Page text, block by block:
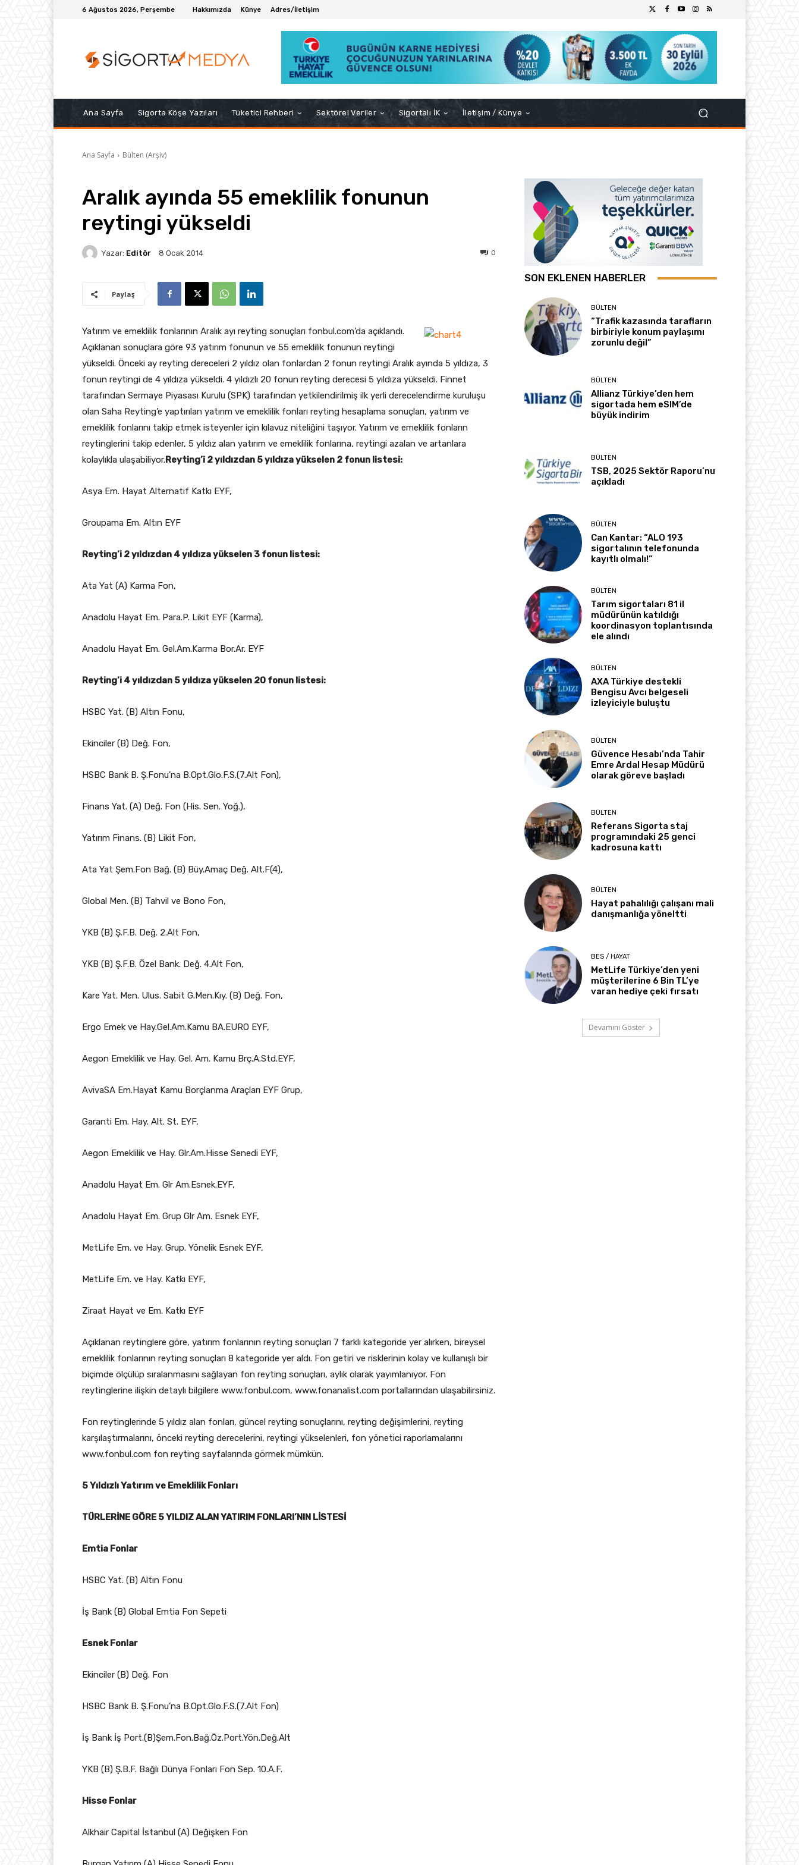
6 Ağustos 2026, Perşembe Hakkımızda Künye Adres/İletişim
Ana Sayfa Sigorta Köşe Yazıları Tüketici Rehberi Sektörel Veriler Sigortalı İK İletişim / Künye
Ana Sayfa Bülten (Arşiv)
Aralık ayında 55 emeklilik fonunun
reytingi yükseldi
Yazar: Editör 8 Ocak 2014 0
Paylaş
Yatırım ve emeklilik fonlarının Aralık ayı reyting sonuçları fonbul.com’da açıklandı.
Açıklanan sonuçlara göre 93 yatırım fonunun ve 55 emeklilik fonunun reytingi
yükseldi. Önceki ay reyting dereceleri 2 yıldız olan fonlardan 2 fonun reytingi Aralık ayında 5 yıldıza, 3
fonun reytingi de 4 yıldıza yükseldi. 4 yıldızlı 20 fonun reyting derecesi 5 yıldıza yükseldi. Finnet
tarafından Sermaye Piyasası Kurulu (SPK) tarafından yetkilendirilmiş ilk yerli derecelendirme kuruluşu
olan Saha Reyting’e yaptırılan yatırım ve emeklilik fonları reyting hesaplama sonuçları, yatırım ve
emeklilik fonlarını takip etmek isteyenler için kılavuz niteliğini taşıyor. Yatırım ve emeklilik fonların
reytinglerini takip edenler, 5 yıldız alan yatırım ve emeklilik fonlarına, reytingi azalan ve artanlara
kolaylıkla ulaşabiliyor.Reyting’i 2 yıldızdan 5 yıldıza yükselen 2 fonun listesi:
Asya Em. Hayat Alternatif Katkı EYF,
Groupama Em. Altın EYF
Reyting’i 2 yıldızdan 4 yıldıza yükselen 3 fonun listesi:
Ata Yat (A) Karma Fon,
Anadolu Hayat Em. Para.P. Likit EYF (Karma),
Anadolu Hayat Em. Gel.Am.Karma Bor.Ar. EYF
Reyting’i 4 yıldızdan 5 yıldıza yükselen 20 fonun listesi:
HSBC Yat. (B) Altın Fonu,
Ekinciler (B) Değ. Fon,
HSBC Bank B. Ş.Fonu’na B.Opt.Glo.F.S.(7.Alt Fon),
Finans Yat. (A) Değ. Fon (His. Sen. Yoğ.),
Yatırım Finans. (B) Likit Fon,
Ata Yat Şem.Fon Bağ. (B) Büy.Amaç Değ. Alt.F(4),
Global Men. (B) Tahvil ve Bono Fon,
YKB (B) Ş.F.B. Değ. 2.Alt Fon,
YKB (B) Ş.F.B. Özel Bank. Değ. 4.Alt Fon,
Kare Yat. Men. Ulus. Sabit G.Men.Kıy. (B) Değ. Fon,
Ergo Emek ve Hay.Gel.Am.Kamu BA.EURO EYF,
Aegon Emeklilik ve Hay. Gel. Am. Kamu Brç.A.Std.EYF,
AvivaSA Em.Hayat Kamu Borçlanma Araçları EYF Grup,
Garanti Em. Hay. Alt. St. EYF,
Aegon Emeklilik ve Hay. Glr.Am.Hisse Senedi EYF,
Anadolu Hayat Em. Glr Am.Esnek.EYF,
Anadolu Hayat Em. Grup Glr Am. Esnek EYF,
MetLife Em. ve Hay. Grup. Yönelik Esnek EYF,
MetLife Em. ve Hay. Katkı EYF,
Ziraat Hayat ve Em. Katkı EYF
Açıklanan reytinglere göre, yatırım fonlarının reyting sonuçları 7 farklı kategoride yer alırken, bireysel
emeklilik fonlarının reyting sonuçları 8 kategoride yer aldı. Fon getiri ve risklerinin kolay ve kullanışlı bir
biçimde ölçülüp sıralanmasını sağlayan fon reyting sonuçları, aylık olarak yayımlanıyor. Fon
reytinglerine ilişkin detaylı bilgilere www.fonbul.com, www.fonanalist.com portallarından ulaşabilirsiniz.
Fon reytinglerinde 5 yıldız alan fonları, güncel reyting sonuçlarını, reyting değişimlerini, reyting
karşılaştırmalarını, önceki reyting derecelerini, reytingi yükselenleri, fon yönetici raporlamalarını
www.fonbul.com fon reyting sayfalarında görmek mümkün.
5 Yıldızlı Yatırım ve Emeklilik Fonları
TÜRLERİNE GÖRE 5 YILDIZ ALAN YATIRIM FONLARI’NIN LİSTESİ
Emtia Fonlar
HSBC Yat. (B) Altın Fonu
İş Bank (B) Global Emtia Fon Sepeti
Esnek Fonlar
Ekinciler (B) Değ. Fon
HSBC Bank B. Ş.Fonu’na B.Opt.Glo.F.S.(7.Alt Fon)
İş Bank İş Port.(B)Şem.Fon.Bağ.Öz.Port.Yön.Değ.Alt
YKB (B) Ş.B.F. Bağlı Dünya Fonları Fon Sep. 10.A.F.
Hisse Fonlar
Alkhair Capital İstanbul (A) Değişken Fon
SON EKLENEN HABERLER
BÜLTEN
“Trafik kazasında tarafların
birbiriyle konum paylaşımı
zorunlu değil”
BÜLTEN
Allianz Türkiye’den hem
sigortada hem eSIM’de
büyük indirim
BÜLTEN
TSB, 2025 Sektör Raporu’nu
açıkladı
BÜLTEN
Can Kantar: “ALO 193
sigortalının telefonunda
kayıtlı olmalı!”
BÜLTEN
Tarım sigortaları 81 il
müdürünün katıldığı
koordinasyon toplantısında
ele alındı
BÜLTEN
AXA Türkiye destekli
Bengisu Avcı belgeseli
izleyiciyle buluştu
BÜLTEN
Güvence Hesabı’nda Tahir
Emre Ardal Hesap Müdürü
olarak göreve başladı
BÜLTEN
Referans Sigorta staj
programındaki 25 genci
kadrosuna kattı
BÜLTEN
Hayat pahalılığı çalışanı mali
danışmanlığa yöneltti
BES / HAYAT
MetLife Türkiye’den yeni
müşterilerine 6 Bin TL’ye
varan hediye çeki fırsatı
Devamını Göster